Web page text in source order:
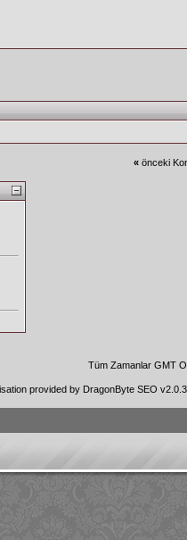
« önceki
Tüm Zamanlar GMT
provided by DragonByte SEO